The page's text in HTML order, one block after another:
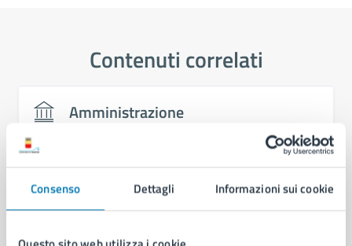
Consenso Dettagli Informazioni sui cookie
Contenuti correlati
Amministrazione
Area Turismo e Promozione della Città
Servizio "Osservatorio Urbano" per il Turismo e